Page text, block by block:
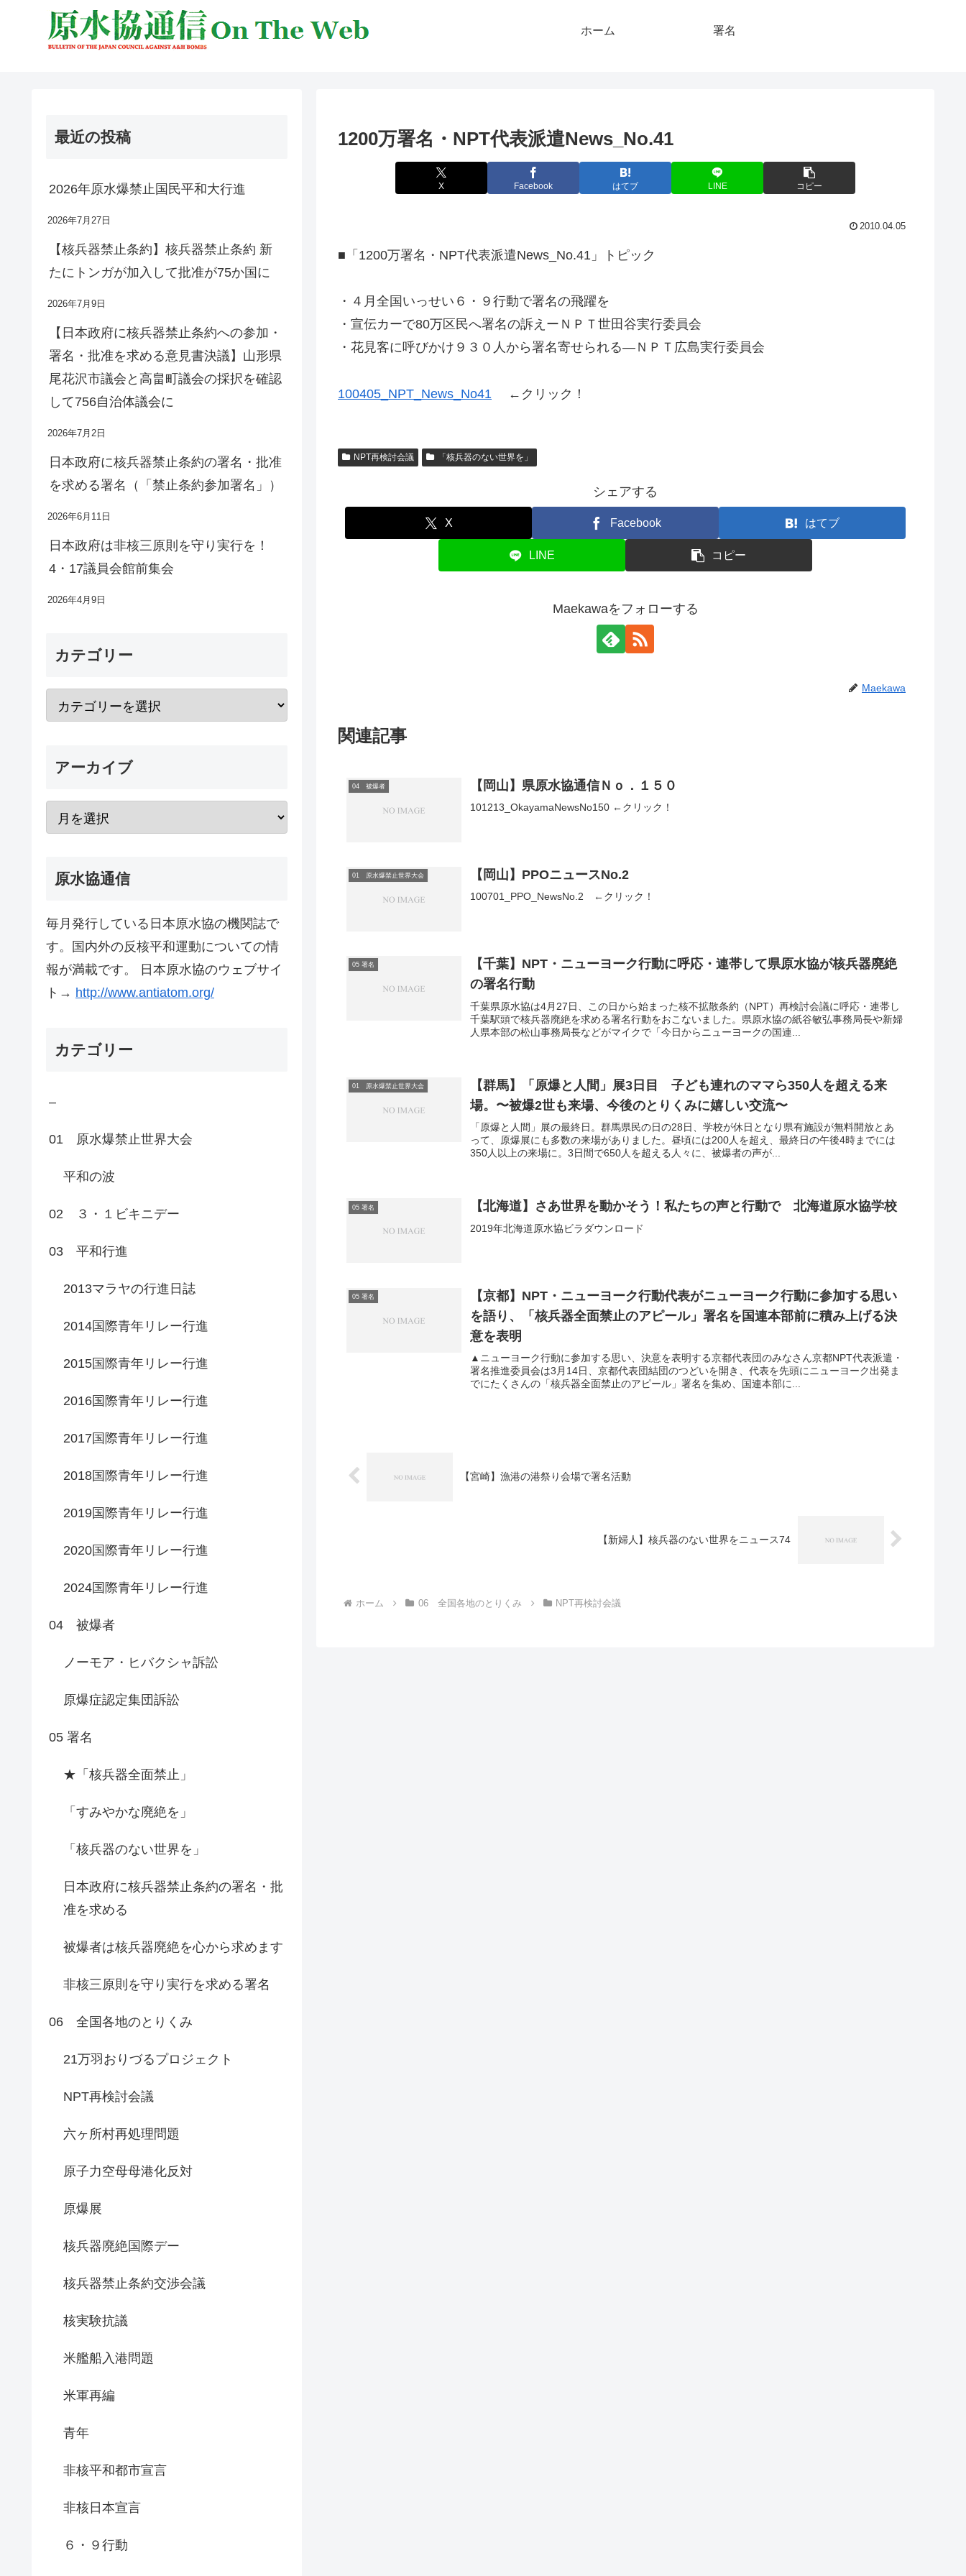
ホーム 署名
1200万署名・NPT代表派遣News_No.41
X Facebook はてブ LINE コピー
2010.04.05
■「1200万署名・NPT代表派遣News_No.41」トピック
・４月全国いっせい６・９行動で署名の飛躍を
・宣伝カーで80万区民へ署名の訴えーＮＰＴ世田谷実行委員会
・花見客に呼びかけ９３０人から署名寄せられる―ＮＰＴ広島実行委員会
100405_NPT_News_No41 ←クリック！
NPT再検討会議 「核兵器のない世界を」
シェアする
X Facebook はてブ
LINE コピー
Maekawaをフォローする
Maekawa
関連記事
04 被爆者 【岡山】県原水協通信Ｎｏ．１５０
101213_OkayamaNewsNo150 ←クリック！
01 原水爆禁止世界大会 【岡山】PPOニュースNo.2
100701_PPO_NewsNo.2 ←クリック！
05 署名
【千葉】NPT・ニューヨーク行動に呼応・連帯して県原水協が核兵器廃絶
の署名行動
千葉県原水協は4月27日、この日から始まった核不拡散条約（NPT）再検討会議に呼応・連帯し
千葉駅頭で核兵器廃絶を求める署名行動をおこないました。県原水協の紙谷敏弘事務局長や新婦
人県本部の松山事務局長などがマイクで「今日からニューヨークの国連...
01 原水爆禁止世界大会
【群馬】「原爆と人間」展3日目 子ども連れのママら350人を超える来
場。〜被爆2世も来場、今後のとりくみに嬉しい交流〜
「原爆と人間」展の最終日。群馬県民の日の28日、学校が休日となり県有施設が無料開放とあ
って、原爆展にも多数の来場がありました。昼頃には200人を超え、最終日の午後4時までには
350人以上の来場に。3日間で650人を超える人々に、被爆者の声が...
05 署名 【北海道】さあ世界を動かそう！私たちの声と行動で 北海道原水協学校
2019年北海道原水協ビラダウンロード
05 署名
【京都】NPT・ニューヨーク行動代表がニューヨーク行動に参加する思い
を語り、「核兵器全面禁止のアピール」署名を国連本部前に積み上げる決
意を表明
▲ニューヨーク行動に参加する思い、決意を表明する京都代表団のみなさん京都NPT代表派遣・
署名推進委員会は3月14日、京都代表団結団のつどいを開き、代表を先頭にニューヨーク出発ま
でにたくさんの「核兵器全面禁止のアピール」署名を集め、国連本部に...
【宮崎】漁港の港祭り会場で署名活動
【新婦人】核兵器のない世界をニュース74
ホーム 06 全国各地のとりくみ NPT再検討会議
最近の投稿
2026年原水爆禁止国民平和大行進
2026年7月27日
【核兵器禁止条約】核兵器禁止条約 新
たにトンガが加入して批准が75か国に
2026年7月9日
【日本政府に核兵器禁止条約への参加・
署名・批准を求める意見書決議】山形県
尾花沢市議会と高畠町議会の採択を確認
して756自治体議会に
2026年7月2日
日本政府に核兵器禁止条約の署名・批准
を求める署名（「禁止条約参加署名」）
2026年6月11日
日本政府は非核三原則を守り実行を！
4・17議員会館前集会
2026年4月9日
カテゴリー
アーカイブ
原水協通信
毎月発行している日本原水協の機関誌で
す。国内外の反核平和運動についての情
報が満載です。 日本原水協のウェブサイ
ト→ http://www.antiatom.org/
カテゴリー
–
01 原水爆禁止世界大会
平和の波
02 ３・１ビキニデー
03 平和行進
2013マラヤの行進日誌
2014国際青年リレー行進
2015国際青年リレー行進
2016国際青年リレー行進
2017国際青年リレー行進
2018国際青年リレー行進
2019国際青年リレー行進
2020国際青年リレー行進
2024国際青年リレー行進
04 被爆者
ノーモア・ヒバクシャ訴訟
原爆症認定集団訴訟
05 署名
★「核兵器全面禁止」
「すみやかな廃絶を」
「核兵器のない世界を」
日本政府に核兵器禁止条約の署名・批
准を求める
被爆者は核兵器廃絶を心から求めます
非核三原則を守り実行を求める署名
06 全国各地のとりくみ
21万羽おりづるプロジェクト
NPT再検討会議
六ヶ所村再処理問題
原子力空母母港化反対
原爆展
核兵器廃絶国際デー
核兵器禁止条約交渉会議
核実験抗議
米艦船入港問題
米軍再編
青年
非核平和都市宣言
非核日本宣言
６・９行動